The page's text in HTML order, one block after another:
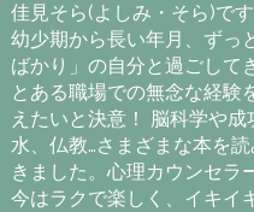
佳見そら(よしみ・そら)です
幼少期から長い年月、ずっ
ばかり」の自分と過ごして
とある職場での無念な経験
えたいと決意！ 脳科学や
水、仏教…さまざまな本を
きました。心理カウンセラ
今はラクで楽しく、イキ